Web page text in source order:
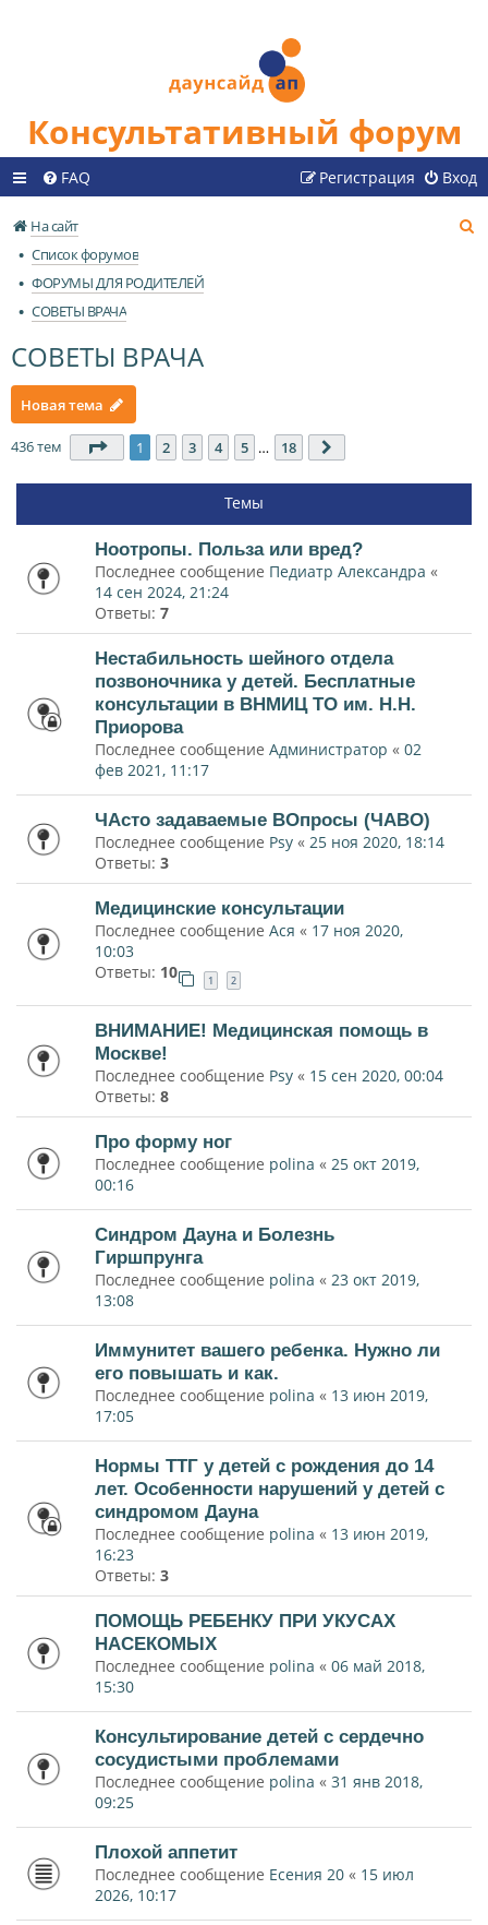
Консультативный форум
FAQ Вход
Регистрация
На сайт
Список форумов
ФОРУМЫ ДЛЯ РОДИТЕЛЕЙ
СОВЕТЫ ВРАЧА
СОВЕТЫ ВРАЧА
Новая тема
436 тем Страница 1из 18
1 2 3 4 5 … 18
Темы
Ноотропы. Польза или вред?
Последнее сообщение Педиатр Александра «
14 сен 2024, 21:24
Ответы: 7
Нестабильность шейного отдела
позвоночника у детей. Бесплатные
консультации в ВНМИЦ ТО им. Н.Н.
Приорова
Последнее сообщение Администратор « 02
фев 2021, 11:17
ЧАсто задаваемые ВОпросы (ЧАВО)
Последнее сообщение Psy « 25 ноя 2020, 18:14
Ответы: 3
Медицинские консультации
Последнее сообщение Ася « 17 ноя 2020,
10:03
Ответы: 10 1 2
ВНИМАНИЕ! Медицинская помощь в
Москве!
Последнее сообщение Psy « 15 сен 2020, 00:04
Ответы: 8
Про форму ног
Последнее сообщение polina « 25 окт 2019,
00:16
Синдром Дауна и Болезнь
Гиршпрунга
Последнее сообщение polina « 23 окт 2019,
13:08
Иммунитет вашего ребенка. Нужно ли
его повышать и как.
Последнее сообщение polina « 13 июн 2019,
17:05
Нормы ТТГ у детей с рождения до 14
лет. Особенности нарушений у детей с
синдромом Дауна
Последнее сообщение polina « 13 июн 2019,
16:23
Ответы: 3
ПОМОЩЬ РЕБЕНКУ ПРИ УКУСАХ
НАСЕКОМЫХ
Последнее сообщение polina « 06 май 2018,
15:30
Консультирование детей с сердечно
сосудистыми проблемами
Последнее сообщение polina « 31 янв 2018,
09:25
Плохой аппетит
Последнее сообщение Есения 20 « 15 июл
2026, 10:17